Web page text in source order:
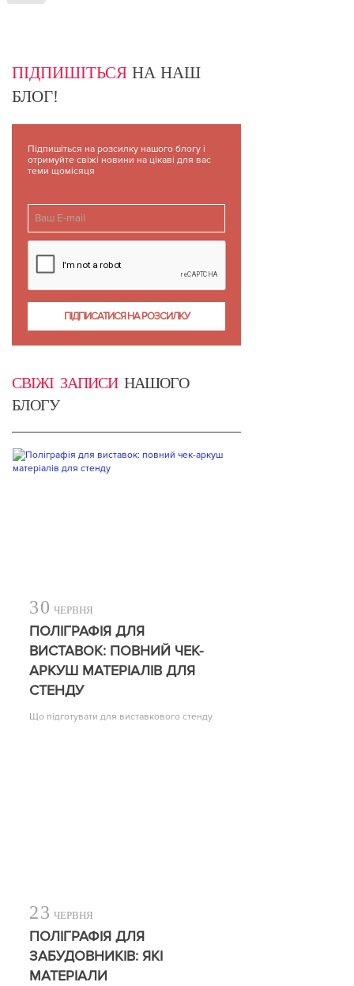
ПІДПИШІТЬСЯ НА НАШ
БЛОГ!
Підпишіться на розсилку нашого блогу і
отримуйте свіжі новини на цікаві для вас
теми щомісяця
СВІЖІ ЗАПИСИНАШОГО
БЛОГУ
30 ЧЕРВНЯ
ПОЛІГРАФІЯ ДЛЯ
ВИСТАВОК: ПОВНИЙ ЧЕК-
АРКУШ МАТЕРІАЛІВ ДЛЯ
СТЕНДУ
Що підготувати для виставкового стенду
23 ЧЕРВНЯ
ПОЛІГРАФІЯ ДЛЯ
ЗАБУДОВНИКІВ: ЯКІ
МАТЕРІАЛИ